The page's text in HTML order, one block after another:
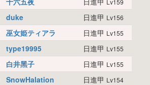
Lv159
duke 日進甲 Lv156
巫女姫ティアラ 日進甲 Lv155
type19995 日進甲 Lv155
白井黑子 日進甲 Lv155
SnowHalation 日進甲 Lv154